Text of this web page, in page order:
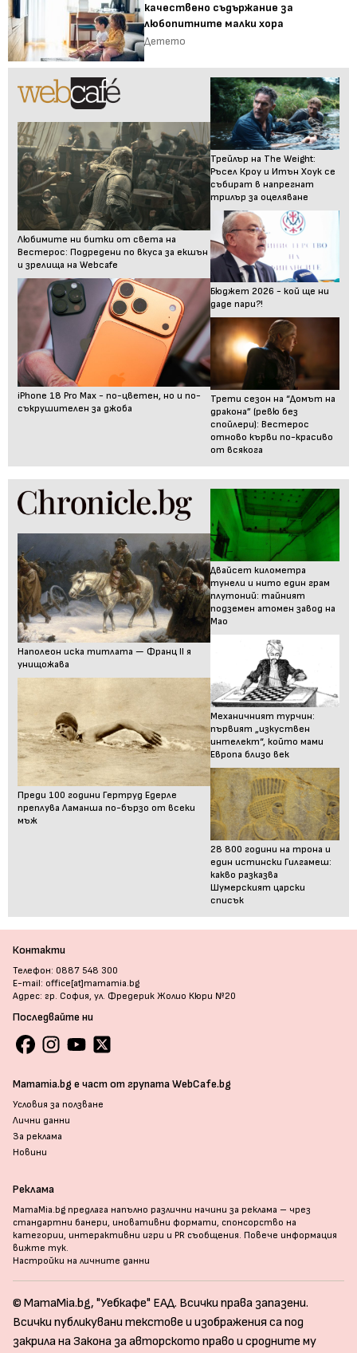
качествено съдържание за
любопитните малки хора
Детето
Любимите ни битки от света на
Вестерос: Подредени по вкуса за екшън
и зрелища на Webcafe
iPhone 18 Pro Max - по-цветен, но и по-
съкрушителен за джоба
Трейлър на The Weight:
Ръсел Кроу и Итън Хоук се
събират в напрегнат
трилър за оцеляване
Бюджет 2026 - кой ще ни
даде пари?!
Трети сезон на “Домът на
дракона” (ревю без
спойлери): Вестерос
отново кърви по-красиво
от всякога
Наполеон иска титлата — Франц II я
унищожава
Преди 100 години Гертруд Едерле
преплува Ламанша по-бързо от всеки
мъж
Двайсет километра
тунели и нито един грам
плутоний: тайният
подземен атомен завод на
Мао
Механичният турчин:
първият „изкуствен
интелект“, който мами
Европа близо век
28 800 години на трона и
един истински Гилгамеш:
какво разказва
Шумерският царски
списък
Контакти
Телефон: 0887 548 300
E-mail: office[at]mamamia.bg
Адрес: гр. София, ул. Фредерик Жолио Кюри №20
Последвайте ни
Mamamia.bg е част от групата WebCafe.bg
Условия за ползване
Лични данни
За реклама
Новини
Реклама
MamaMia.bg предлага напълно различни начини за реклама – чрез
стандартни банери, иновативни формати, спонсорство на
категории, интерактивни игри и PR съобщения. Повече информация
вижте тук.
Настройки на личните данни
© MamaMia.bg, "Уебкафе" ЕАД. Всички права запазени.
Всички публикувани текстове и изображения са под
закрила на Закона за авторското право и сродните му